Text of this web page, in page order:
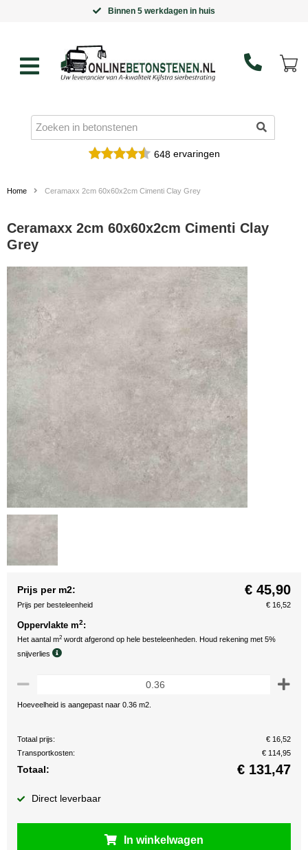
Binnen 5 werkdagen in huis
648ervaringen
Home Ceramaxx 2cm 60x60x2cm Cimenti Clay Grey
Ceramaxx 2cm 60x60x2cm Cimenti Clay
Grey
Prijs per m2: € 45,90
Prijs per besteleenheid € 16,52
Oppervlakte m2:
Het aantal m2 wordt afgerond op hele besteleenheden. Houd rekening met 5%
snijverlies
Hoeveelheid is aangepast naar 0.36 m2.
Totaal prijs:
€ 16,52
Transportkosten:
€ 114,95
Totaal: € 131,47
Direct leverbaar
In winkelwagen